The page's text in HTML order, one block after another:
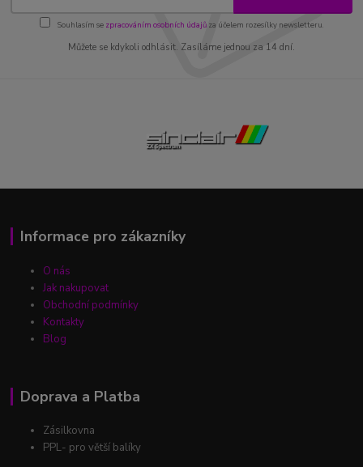
Souhlasím se zpracováním osobních údajůza účelem rozesílky newsletteru.
Můžete se kdykoli odhlásit. Zasíláme jednou za 14 dní.
Informace pro zákazníky
O nás
Jak nakupovat
Obchodní podmínky
Kontakty
Blog
Doprava a Platba
Zásilkovna
PPL- pro větší balíky